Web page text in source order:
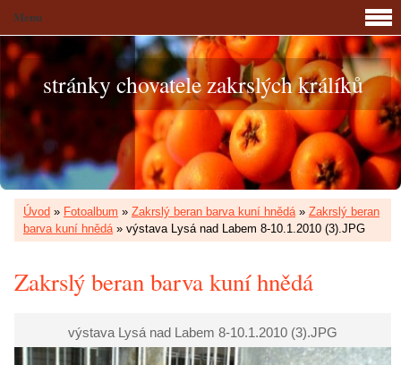
stránky chovatele zakrslých králíků
Úvod » Fotoalbum » Zakrslý beran barva kuní hnědá» Zakrslý beran
barva kuní hnědá» výstava Lysá nad Labem 8-10.1.2010 (3).JPG
Zakrslý beran barva kuní hnědá
výstava Lysá nad Labem 8-10.1.2010 (3).JPG
Menu